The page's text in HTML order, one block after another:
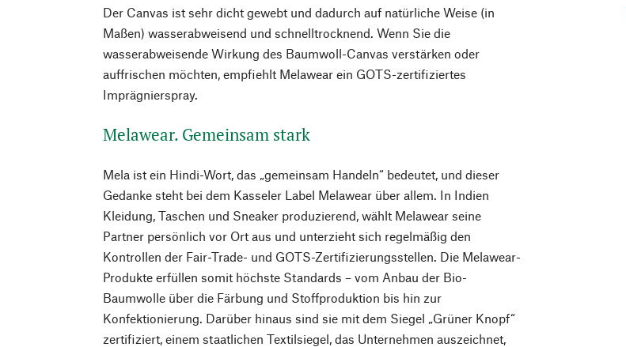
Der Canvas ist sehr dicht gewebt und dadurch auf natürliche Weise (in
Maßen) wasserabweisend und schnelltrocknend. Wenn Sie die
wasserabweisende Wirkung des Baumwoll-Canvas verstärken oder
auffrischen möchten, empfiehlt Melawear ein GOTS-zertifiziertes
Imprägnierspray.
Melawear. Gemeinsam stark
Mela ist ein Hindi-Wort, das „gemeinsam Handeln“ bedeutet, und dieser
Gedanke steht bei dem Kasseler Label Melawear über allem. In Indien
Kleidung, Taschen und Sneaker produzierend, wählt Melawear seine
Partner persönlich vor Ort aus und unterzieht sich regelmäßig den
Kontrollen der Fair-Trade- und GOTS-Zertifizierungsstellen. Die Melawear-
Produkte erfüllen somit höchste Standards – vom Anbau der Bio-
Baumwolle über die Färbung und Stoffproduktion bis hin zur
Konfektionierung. Darüber hinaus sind sie mit dem Siegel „Grüner Knopf“
zertifiziert, einem staatlichen Textilsiegel, das Unternehmen auszeichnet,